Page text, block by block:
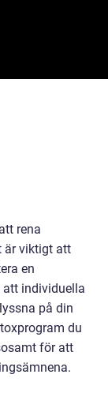
rena
är viktigt att
en
att individuella
på din
du
för att